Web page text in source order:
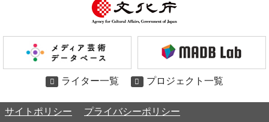
ライター一覧 プロジェクト一覧
サイトポリシー プライバシーポリシー